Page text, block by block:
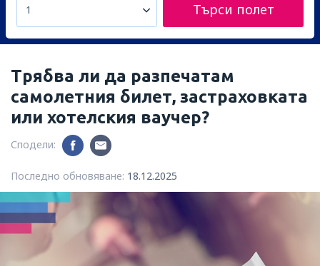
1 Търси полет
Трябва ли да разпечатам
самолетния билет, застраховката
или хотелския ваучер?
Сподели:
Последно обновяване: 18.12.2025